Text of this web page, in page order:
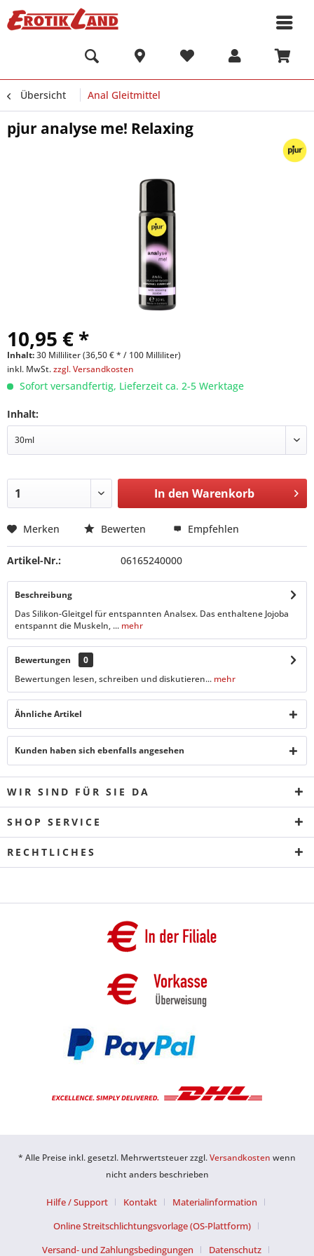
Übersicht Anal Gleitmittel
pjur analyse me! Relaxing
10,95 € *
Inhalt:30 Milliliter (36,50 € * / 100 Milliliter)
inkl. MwSt.zzgl. Versandkosten
Sofort versandfertig, Lieferzeit ca. 2-5 Werktage
Inhalt:
In den Warenkorb
Merken Bewerten Empfehlen
Artikel-Nr.: 06165240000
Beschreibung
Das Silikon-Gleitgel für entspannten Analsex. Das enthaltene Jojoba
entspannt die Muskeln, ... mehr
Bewertungen
0
Bewertungen lesen, schreiben und diskutieren... mehr
Ähnliche Artikel
Kunden haben sich ebenfalls angesehen
WIR SIND FÜR SIE DA
SHOP SERVICE
RECHTLICHES
* Alle Preise inkl. gesetzl. Mehrwertsteuer zzgl.Versandkosten wenn
nicht anders beschrieben
Hilfe / Support Kontakt
Materialinformation
Online Streitschlichtungsvorlage (OS-Plattform)
Versand- und Zahlungsbedingungen
Datenschutz